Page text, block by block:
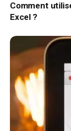
Comment
Excel ?